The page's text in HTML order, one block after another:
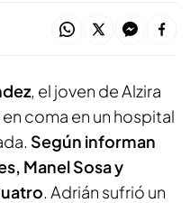
, el joven de Alzira
coma en un hospital
Según informan
Manel Sosa y
. Adrián sufrió un